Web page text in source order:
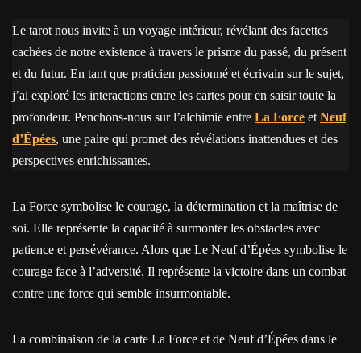
Le tarot nous invite à un voyage intérieur, révélant des facettes
cachées de notre existence à travers le prisme du passé, du présent
et du futur. En tant que praticien passionné et écrivain sur le sujet,
j’ai exploré les interactions entre les cartes pour en saisir toute la
profondeur. Penchons-nous sur l’alchimie entre La Force et Neuf
d’Épées, une paire qui promet des révélations inattendues et des
perspectives enrichissantes.
La Force symbolise le courage, la détermination et la maîtrise de
soi. Elle représente la capacité à surmonter les obstacles avec
patience et persévérance. Alors que Le Neuf d’Épées symbolise le
courage face à l’adversité. Il représente la victoire dans un combat
contre une force qui semble insurmontable.
La combinaison de la carte La Force et de Neuf d’Épées dans le